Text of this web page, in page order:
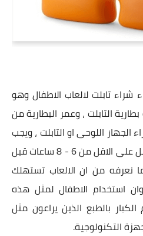
شراء تابلت لالعاب الاطفال وهو
التابلت ، وعمر البطارية من
الجهاز اللوحى او التابلت ، ويجب
ان تكون بحالة ممتازة ، وتعمل على الاقل من 6 - 8 ساعات قبل
نعرفه من ان الالعاب تستهلك
استخدام الاطفال لمثل هذه
بالطبع الذين يراعون مثل
التكنولوجية.